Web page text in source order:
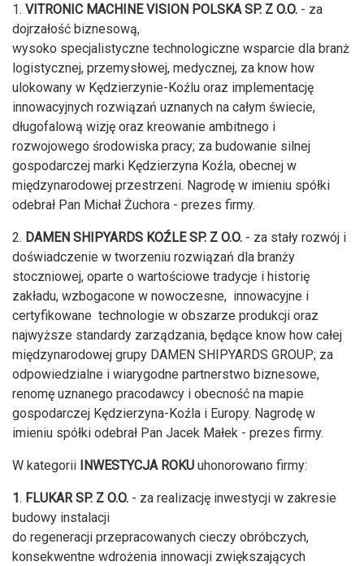
1. VITRONIC MACHINE VISION POLSKA SP. Z O.O. - za
dojrzałość biznesową,
wysoko specjalistyczne technologiczne wsparcie dla branż
logistycznej, przemysłowej, medycznej, za know how
ulokowany w Kędzierzynie-Koźlu oraz implementację
innowacyjnych rozwiązań uznanych na całym świecie,
długofalową wizję oraz kreowanie ambitnego i
rozwojowego środowiska pracy; za budowanie silnej
gospodarczej marki Kędzierzyna Koźla, obecnej w
międzynarodowej przestrzeni. Nagrodę w imieniu spółki
odebrał Pan Michał Żuchora - prezes firmy.
2. DAMEN SHIPYARDS KOŹLE SP. Z O.O. - za stały rozwój i
doświadczenie w tworzeniu rozwiązań dla branży
stoczniowej, oparte o wartościowe tradycje i historię
zakładu, wzbogacone w nowoczesne, innowacyjne i
certyfikowane technologie w obszarze produkcji oraz
najwyższe standardy zarządzania, będące know how całej
międzynarodowej grupy DAMEN SHIPYARDS GROUP; za
odpowiedzialne i wiarygodne partnerstwo biznesowe,
renomę uznanego pracodawcy i obecność na mapie
gospodarczej Kędzierzyna-Koźla i Europy. Nagrodę w
imieniu spółki odebrał Pan Jacek Małek - prezes firmy.
W kategorii INWESTYCJA ROKU uhonorowano firmy:
1 . FLUKAR SP. Z O.O. - za realizację inwestycji w zakresie
budowy instalacji
do regeneracji przepracowanych cieczy obróbczych,
konsekwentne wdrożenia innowacji zwiększających